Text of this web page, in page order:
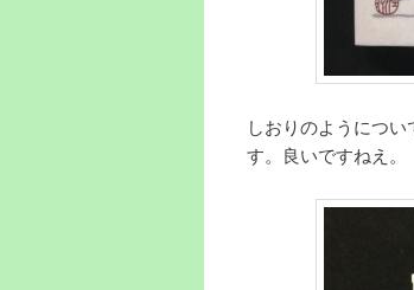
しおりのようにつ
す。良いですねえ。